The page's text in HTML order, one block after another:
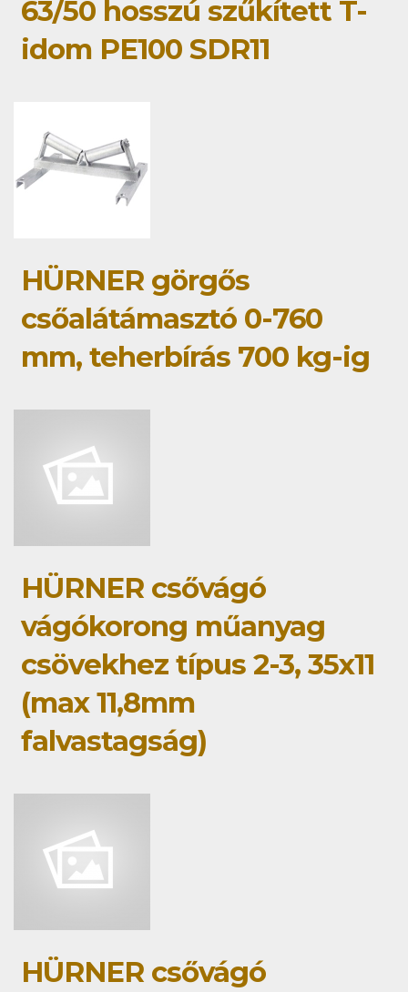
63/50 hosszú szűkített T-
idom PE100 SDR11
HÜRNER görgős
csőalátámasztó 0-760
mm, teherbírás 700 kg-ig
HÜRNER csővágó
vágókorong műanyag
csövekhez típus 2-3, 35x11
(max 11,8mm
falvastagság)
HÜRNER csővágó